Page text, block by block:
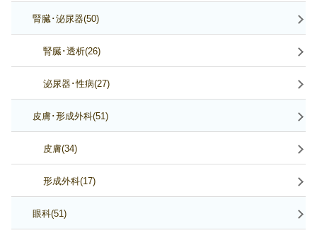
腎臓･泌尿器(50)
腎臓･透析(26)
泌尿器･性病(27)
皮膚･形成外科(51)
皮膚(34)
形成外科(17)
眼科(51)